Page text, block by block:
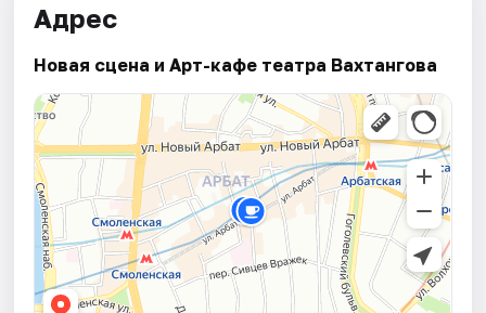
Адрес
Новая сцена и Арт-кафе театра Вахтангова